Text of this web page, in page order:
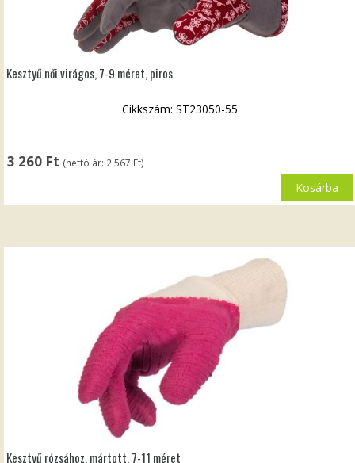
Kesztyű női virágos, 7-9 méret, piros
3 260 Ft (nettó ár: 2 567 Ft)
Cikkszám: ST23050-55
Kosárba
Kesztyű rózsához, mártott, 7-11 méret